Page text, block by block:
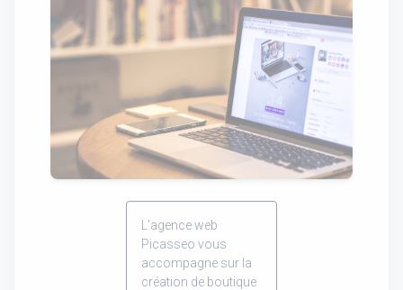
L'agence web
Picasseo vous
accompagne sur la
création de boutique